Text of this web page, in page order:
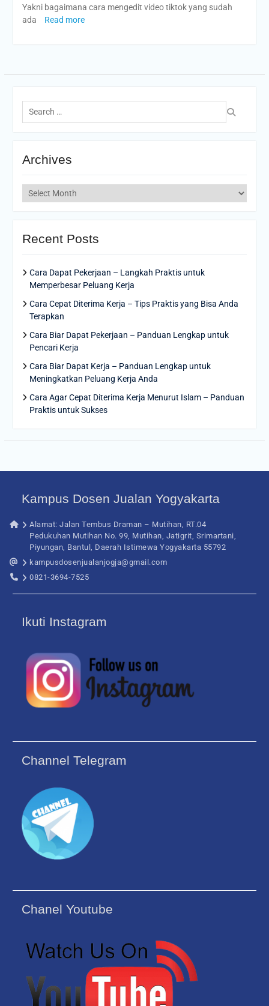
Yakni bagaimana cara mengedit video tiktok yang sudah
ada
Read more
Search
for:
Archives
Archives
Recent Posts
Cara Dapat Pekerjaan – Langkah Praktis untuk
Memperbesar Peluang Kerja
Cara Cepat Diterima Kerja – Tips Praktis yang Bisa Anda
Terapkan
Cara Biar Dapat Pekerjaan – Panduan Lengkap untuk
Pencari Kerja
Cara Biar Dapat Kerja – Panduan Lengkap untuk
Meningkatkan Peluang Kerja Anda
Cara Agar Cepat Diterima Kerja Menurut Islam – Panduan
Praktis untuk Sukses
Kampus Dosen Jualan Yogyakarta
Alamat: Jalan Tembus Draman – Mutihan, RT.04
Pedukuhan Mutihan No. 99, Mutihan, Jatigrit, Srimartani,
Piyungan, Bantul, Daerah Istimewa Yogyakarta 55792
kampusdosenjualanjogja@gmail.com
0821-3694-7525
Ikuti Instagram
Channel Telegram
Chanel Youtube